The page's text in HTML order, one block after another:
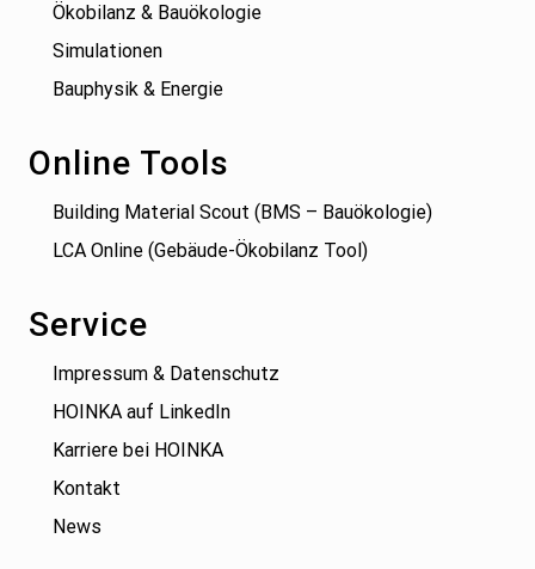
Ökobilanz & Bauökologie
Simulationen
Bauphysik & Energie
Online Tools
Building Material Scout (BMS – Bauökologie)
LCA Online (Gebäude-Ökobilanz Tool)
Service
Impressum & Datenschutz
HOINKA auf LinkedIn
Karriere bei HOINKA
Kontakt
News